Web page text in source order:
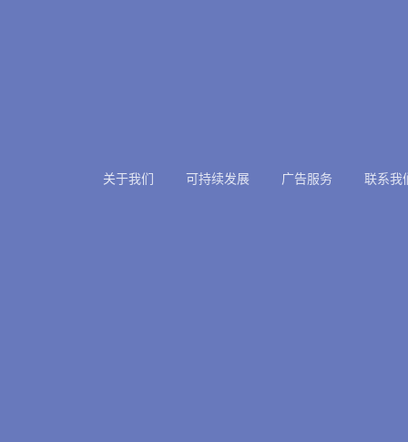
关于我们 可持续发展 广告服务 联系我